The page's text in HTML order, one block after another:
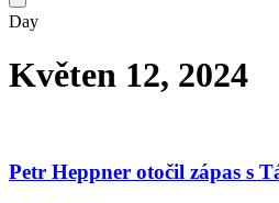
Day
Květen 12, 2024
Petr Heppner otočil zápas s